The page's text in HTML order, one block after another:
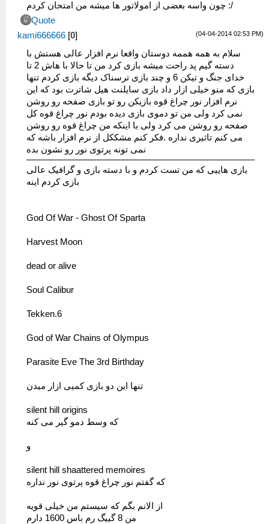
چون واسه بعضی از امولاتور ها میشه من امتحان کردم :/
Quote
(04-04-2014 02:53 PM)
kami666666 [0]
سلام به همه هممه دوستان واقعا نرم افزار عالی هستش با
دسته گیم پد راحت میشه بازی کرد من تا حالا با هاش 2 تا
خدای جنگ و تیکن 6 و چند بازی ترسناک دیگه بازی کردم تنها
بازی که منو خیلی ازار داد بازی سایلنت هیل شاترت بود که این
نرم افزار نور چراغ قوه بازیکن رو تو بازی صفحه رو روشن
نمی کرد ولی من تو دموی بازی دیده بودم نور چراغ قوه کل
صفحه رو روشن می کرد ولی با اینکه من چراغ قوه رو روشن
می کنم تاثیری نداره .فکر کنم مشککل از نرم افزار باشه که
نمی تونه پرتوی نور رو نشون بده
بازی هاییی که من تست کردم و با دسته بازی و گرافیک عالی
بازی کردم اینه
God Of War - Ghost Of Sparta
Harvest Moon
dead or alive
Soul Calibur
Tekken.6
God of War Chains of Olympus
Parasite Eve The 3rd Birthday
تنها این دو بازی کمیی ازار میدن
silent hill origins
که وسط دمو گیر می کنه
و
silent hill shaattered memoires
که گفتم نور چراغ قوه پرتوی نور نداره
از الانم بگم که سیستم من خیلی قویه
من 8 گییگ رم باس 1600 دارم